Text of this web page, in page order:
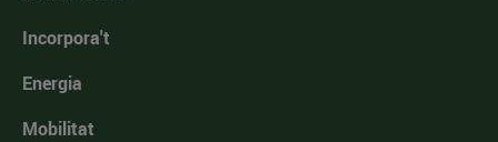
Incorpora't
Energia
Mobilitat